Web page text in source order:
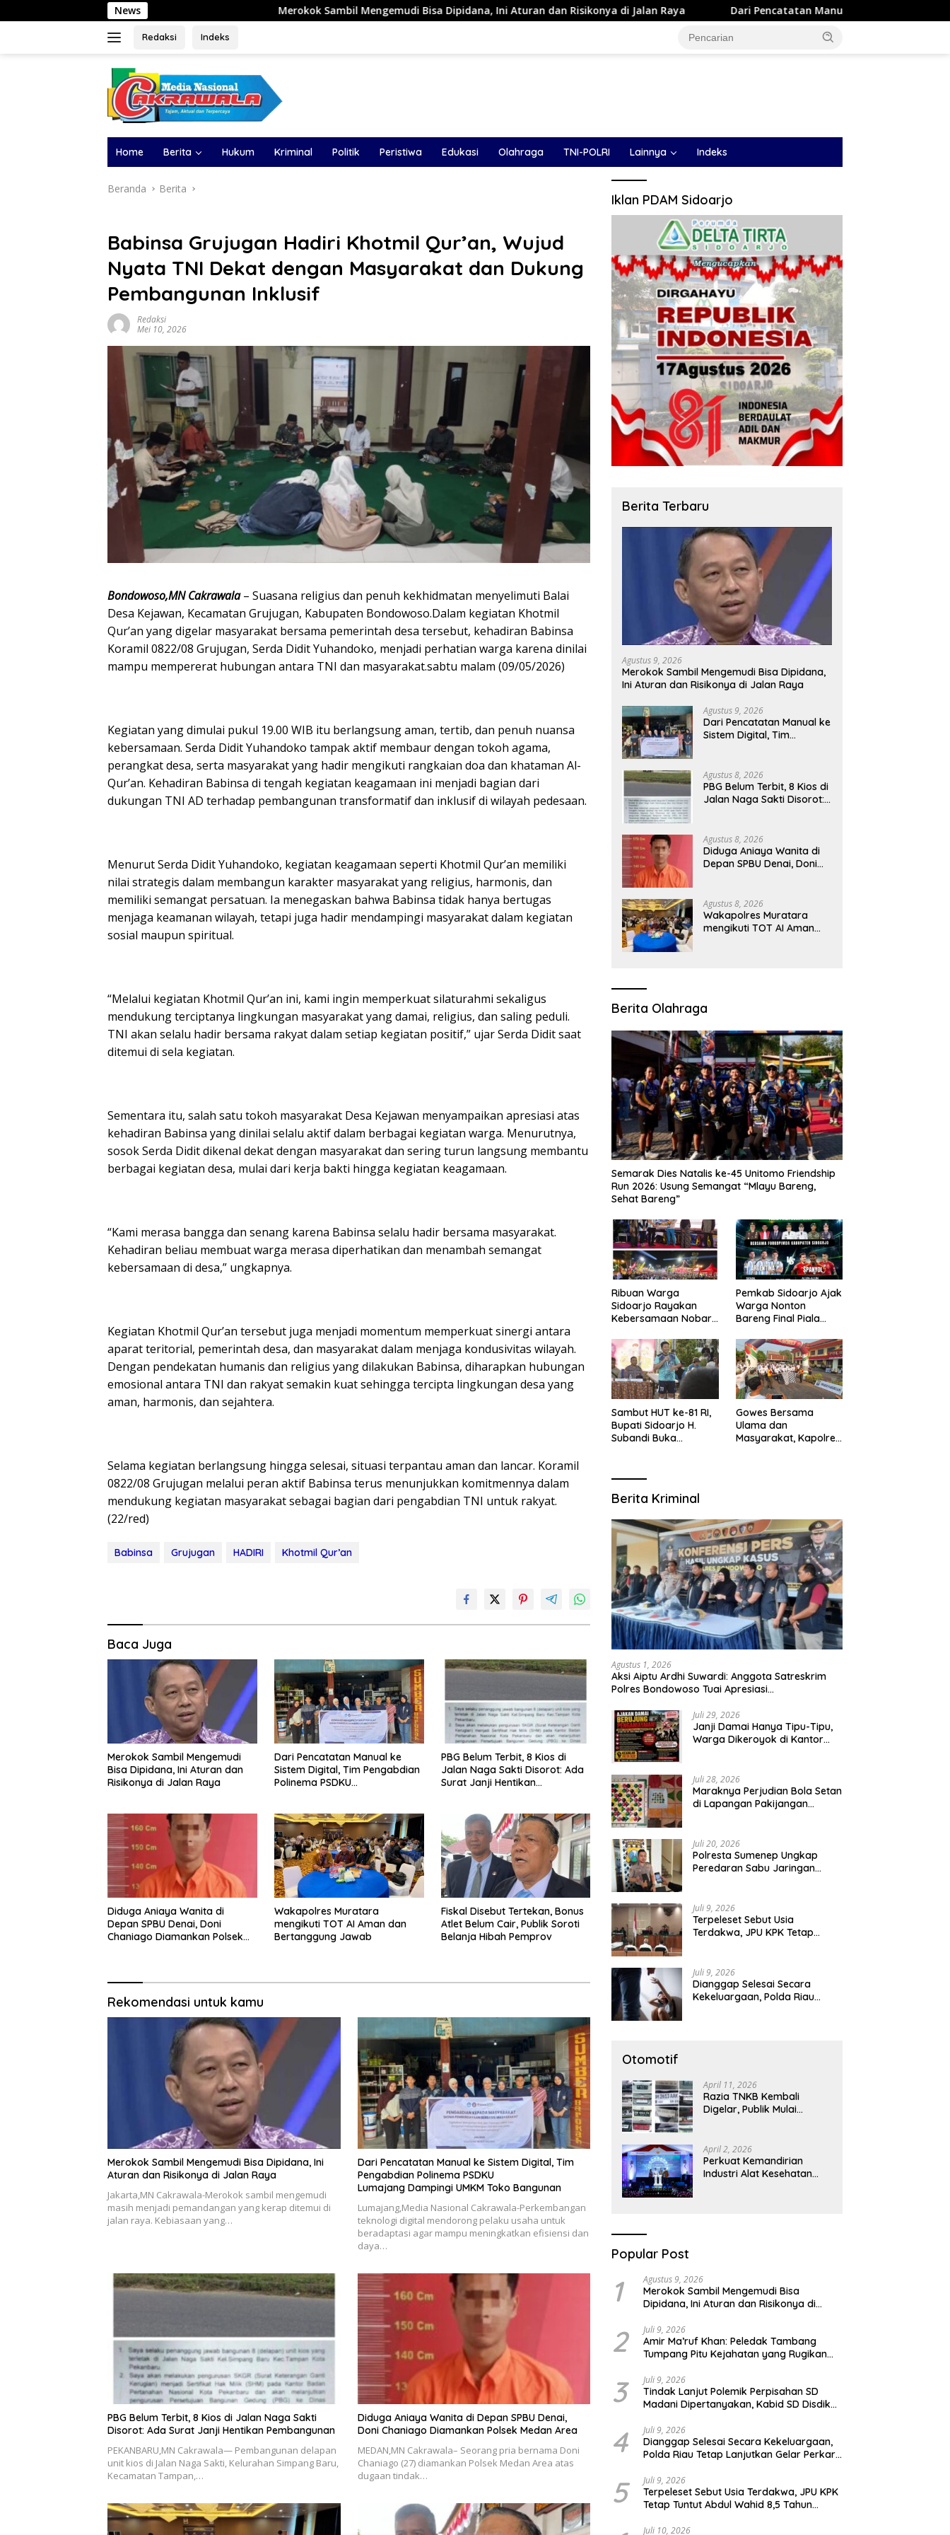
ke
News Merokok Sambil Mengemudi Bisa Dipidana, Ini Aturan dan Risikonya di Jalan Raya Dari Pencatatan Manual ke Sistem Digital, Tim Pengabdian
Redaksi Indeks
Home Berita Hukum Kriminal Politik Peristiwa Edukasi Olahraga TNI-POLRI Lainnya Indeks
Beranda Berita
Babinsa Grujugan Hadiri Khotmil Qur’an, Wujud
Nyata TNI Dekat dengan Masyarakat dan Dukung
Pembangunan Inklusif
Redaksi
Mei 10, 2026
Bondowoso,MN Cakrawala– Suasana religius dan penuh kekhidmatan menyelimuti Balai
Desa Kejawan, Kecamatan Grujugan, Kabupaten Bondowoso.Dalam kegiatan Khotmil
Qur’an yang digelar masyarakat bersama pemerintah desa tersebut, kehadiran Babinsa
Koramil 0822/08 Grujugan, Serda Didit Yuhandoko, menjadi perhatian warga karena dinilai
mampu mempererat hubungan antara TNI dan masyarakat.sabtu malam (09/05/2026)
Kegiatan yang dimulai pukul 19.00 WIB itu berlangsung aman, tertib, dan penuh nuansa
kebersamaan. Serda Didit Yuhandoko tampak aktif membaur dengan tokoh agama,
perangkat desa, serta masyarakat yang hadir mengikuti rangkaian doa dan khataman Al-
Qur’an. Kehadiran Babinsa di tengah kegiatan keagamaan ini menjadi bagian dari
dukungan TNI AD terhadap pembangunan transformatif dan inklusif di wilayah pedesaan.
Menurut Serda Didit Yuhandoko, kegiatan keagamaan seperti Khotmil Qur’an memiliki
nilai strategis dalam membangun karakter masyarakat yang religius, harmonis, dan
memiliki semangat persatuan. Ia menegaskan bahwa Babinsa tidak hanya bertugas
menjaga keamanan wilayah, tetapi juga hadir mendampingi masyarakat dalam kegiatan
sosial maupun spiritual.
“Melalui kegiatan Khotmil Qur’an ini, kami ingin memperkuat silaturahmi sekaligus
mendukung terciptanya lingkungan masyarakat yang damai, religius, dan saling peduli.
TNI akan selalu hadir bersama rakyat dalam setiap kegiatan positif,” ujar Serda Didit saat
ditemui di sela kegiatan.
Sementara itu, salah satu tokoh masyarakat Desa Kejawan menyampaikan apresiasi atas
kehadiran Babinsa yang dinilai selalu aktif dalam berbagai kegiatan warga. Menurutnya,
sosok Serda Didit dikenal dekat dengan masyarakat dan sering turun langsung membantu
berbagai kegiatan desa, mulai dari kerja bakti hingga kegiatan keagamaan.
“Kami merasa bangga dan senang karena Babinsa selalu hadir bersama masyarakat.
Kehadiran beliau membuat warga merasa diperhatikan dan menambah semangat
kebersamaan di desa,” ungkapnya.
Kegiatan Khotmil Qur’an tersebut juga menjadi momentum memperkuat sinergi antara
aparat teritorial, pemerintah desa, dan masyarakat dalam menjaga kondusivitas wilayah.
Dengan pendekatan humanis dan religius yang dilakukan Babinsa, diharapkan hubungan
emosional antara TNI dan rakyat semakin kuat sehingga tercipta lingkungan desa yang
aman, harmonis, dan sejahtera.
Selama kegiatan berlangsung hingga selesai, situasi terpantau aman dan lancar. Koramil
0822/08 Grujugan melalui peran aktif Babinsa terus menunjukkan komitmennya dalam
mendukung kegiatan masyarakat sebagai bagian dari pengabdian TNI untuk rakyat.
(22/red)
Babinsa Grujugan HADIRI Khotmil Qur’an
Baca Juga
Merokok Sambil Mengemudi
Bisa Dipidana, Ini Aturan dan
Risikonya di Jalan Raya
Dari Pencatatan Manual ke
Sistem Digital, Tim Pengabdian
Polinema PSDKU
PBG Belum Terbit, 8 Kios di
Jalan Naga Sakti Disorot: Ada
Surat Janji Hentikan
Diduga Aniaya Wanita di
Depan SPBU Denai, Doni
Chaniago Diamankan Polsek
Wakapolres Muratara
mengikuti TOT AI Aman dan
Bertanggung Jawab
Fiskal Disebut Tertekan, Bonus
Atlet Belum Cair, Publik Soroti
Belanja Hibah Pemprov
Rekomendasi untuk kamu
Merokok Sambil Mengemudi Bisa Dipidana, Ini
Aturan dan Risikonya di Jalan Raya
Jakarta,MN Cakrawala-Merokok sambil mengemudi
masih menjadi pemandangan yang kerap ditemui di
jalan raya. Kebiasaan yang…
Dari Pencatatan Manual ke Sistem Digital, Tim
Pengabdian Polinema PSDKU
Lumajang Dampingi UMKM Toko Bangunan
Lumajang,Media Nasional Cakrawala-Perkembangan
teknologi digital mendorong pelaku usaha untuk
beradaptasi agar mampu meningkatkan efisiensi dan
daya…
PBG Belum Terbit, 8 Kios di Jalan Naga Sakti
Disorot: Ada Surat Janji Hentikan Pembangunan
PEKANBARU,MN Cakrawala— Pembangunan delapan
unit kios di Jalan Naga Sakti, Kelurahan Simpang Baru,
Kecamatan Tampan,…
Diduga Aniaya Wanita di Depan SPBU Denai,
Doni Chaniago Diamankan Polsek Medan Area
MEDAN,MN Cakrawala– Seorang pria bernama Doni
Chaniago (27) diamankan Polsek Medan Area atas
dugaan tindak…
Iklan PDAM Sidoarjo
Berita Terbaru
Agustus 9, 2026
Merokok Sambil Mengemudi Bisa Dipidana,
Ini Aturan dan Risikonya di Jalan Raya
Agustus 9, 2026
Dari Pencatatan Manual ke
Sistem Digital, Tim
Lumajang Dampingi UMKM
Toko Bangunan
Agustus 8, 2026
PBG Belum Terbit, 8 Kios di
Jalan Naga Sakti Disorot:
Agustus 8, 2026
Diduga Aniaya Wanita di
Depan SPBU Denai, Doni
Agustus 8, 2026
Wakapolres Muratara
mengikuti TOT AI Aman
Berita Olahraga
Semarak Dies Natalis ke-45 Unitomo Friendship
Run 2026: Usung Semangat “Mlayu Bareng,
Sehat Bareng”
Ribuan Warga
Sidoarjo Rayakan
Kebersamaan Nobar
Bersama Bupati
Subandi dan
Forkopimda
Pemkab Sidoarjo Ajak
Warga Nonton
Bareng Final Piala
Berhadiah Umroh
Sambut HUT ke-81 RI,
Bupati Sidoarjo H.
Subandi Buka
Kecamatan Sukodono
Gowes Bersama
Ulama dan
Masyarakat, Kapolres
Berita Kriminal
Agustus 1, 2026
Aksi Aiptu Ardhi Suwardi: Anggota Satreskrim
Polres Bondowoso Tuai Apresiasi
Tumbang
Juli 29, 2026
Janji Damai Hanya Tipu-Tipu,
Warga Dikeroyok di Kantor
Juli 28, 2026
Maraknya Perjudian Bola Setan
di Lapangan Pakijangan
Juli 20, 2026
Polresta Sumenep Ungkap
Peredaran Sabu Jaringan
Juli 9, 2026
Terpeleset Sebut Usia
Terdakwa, JPU KPK Tetap
Juli 9, 2026
Dianggap Selesai Secara
Kekeluargaan, Polda Riau
Otomotif
April 11, 2026
Razia TNKB Kembali
Digelar, Publik Mulai
Pemberitaan
April 2, 2026
Perkuat Kemandirian
Industri Alat Kesehatan
Popular Post
1 Agustus 9, 2026
Merokok Sambil Mengemudi Bisa
Dipidana, Ini Aturan dan Risikonya di
2 Juli 9, 2026
Amir Ma’ruf Khan: Peledak Tambang
Tumpang Pitu Kejahatan yang Rugikan
3 Juli 9, 2026
Tindak Lanjut Polemik Perpisahan SD
Madani Dipertanyakan, Kabid SD Disdik
4 Juli 9, 2026
Dianggap Selesai Secara Kekeluargaan,
Polda Riau Tetap Lanjutkan Gelar Perkara
5 Juli 9, 2026
Terpeleset Sebut Usia Terdakwa, JPU KPK
Tetap Tuntut Abdul Wahid 8,5 Tahun
Juli 10, 2026